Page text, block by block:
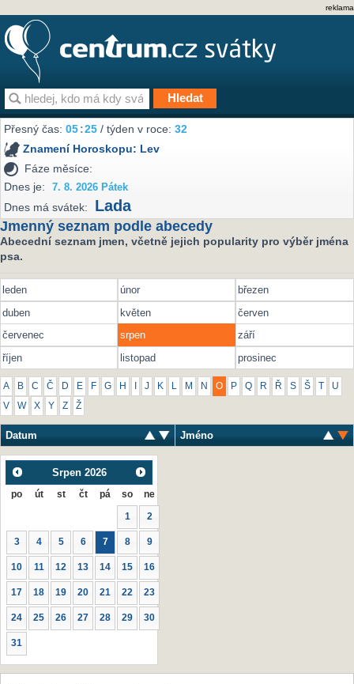
reklama
Přesný čas:05:25 / týden v roce:32
Znamení Horoskopu: Lev
Fáze měsíce:
Dnes je:
7. 8. 2026 Pátek
Dnes má svátek: Lada
Jmenný seznam podle abecedy
Abecední seznam jmen, včetně jejich popularity pro výběr jména
psa.
leden únor
březen
duben
květen
červen
červenec
srpen
září
říjen
listopad prosinec
A B C Č D E F G H J K L M N O P Q R Ř S Š U
V W X Y Z Ž
Datum Jméno
Srpen 2026
po út st čt pá so ne
1 2
3 4 5 6 7 8 9
10 11 12 13 14 15 16
17 18 19 20 21 22 23
24 25 26 27 28 29 30
31